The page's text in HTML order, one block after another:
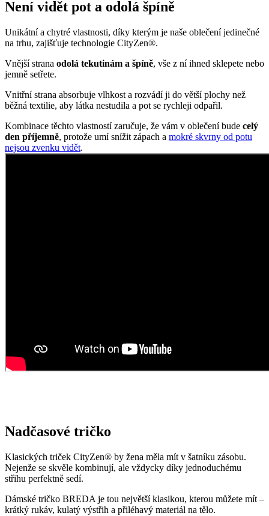
Není vidět pot a odolá špíně
Unikátní a chytré vlastnosti, díky kterým je naše oblečení jedinečné
na trhu, zajišťuje technologie CityZen®.
Vnější strana odolá tekutinám a špíně, vše z ní ihned sklepete nebo
jemně setřete.
Vnitřní strana absorbuje vlhkost a rozvádí ji do větší plochy než
běžná textilie, aby látka nestudila a pot se rychleji odpařil.
Kombinace těchto vlastností zaručuje, že vám v oblečení bude celý
den příjemně, protože umí snížit zápach a mokré skvrny od potu
nejsou zvenku vidět.
Nadčasové tričko
Klasických triček CityZen® by žena měla mít v šatníku zásobu.
Nejenže se skvěle kombinují, ale vždycky díky jednoduchému
střihu perfektně sedí.
Dámské tričko BREDA je tou největší klasikou, kterou můžete mít –
krátký rukáv, kulatý výstřih a přiléhavý materiál na tělo.